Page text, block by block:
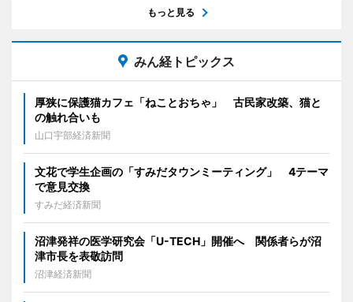
もっと見る
みん経トピックス
厚狭に保護猫カフェ「ねことおちゃ」 古民家改築、猫と
の触れ合いも
山口宇部経済新聞
文花で学生企画の「すみだタウンミーティング」 4テーマ
で意見交換
すみだ経済新聞
沼津発祥の医学研究会「U-TECH」開催へ 関係者らが沼
津市長を表敬訪問
沼津経済新聞